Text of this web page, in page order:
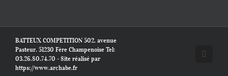
BATTEUX COMPETITION 502, avenue
Pasteur, 51230 Fère Champenoise Tel:
03.26.80.74.70 - Site réalisé par
https://www.archabe.fr